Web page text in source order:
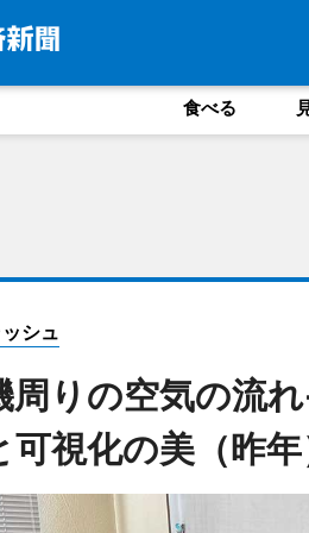
食べる
シュ
周りの空気の流
可視化の美（昨年